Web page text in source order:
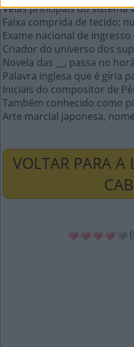
Veias principais do sistema
Faixa comprida de tecido;
Exame nacional de
Criador do universo dos
Novela das __, passa no
Palavra inglesa que é gíria
Iniciais do compositor de
Também conhecido como
Arte marcial japonesa,
VOLTAR PARA A
(